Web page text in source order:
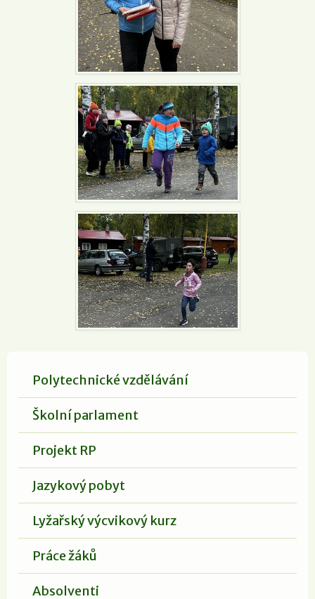
Polytechnické vzdělávání
Školní parlament
Projekt RP
Jazykový pobyt
Lyžařský výcvikový kurz
Práce žáků
Absolventi